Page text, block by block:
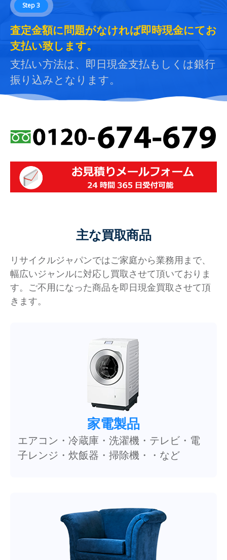
Step 3
査定金額に問題がなければ即時現金にてお
支払い致します。
支払い方法は、即日現金支払もしくは銀行
振り込みとなります。
主な買取商品
リサイクルジャパンではご家庭から業務用まで、
幅広いジャンルに対応し買取させて頂いておりま
す。ご不用になった商品を即日現金買取させて頂
きます。
家電製品
エアコン・冷蔵庫・洗濯機・テレビ・電
子レンジ・炊飯器・掃除機・・など